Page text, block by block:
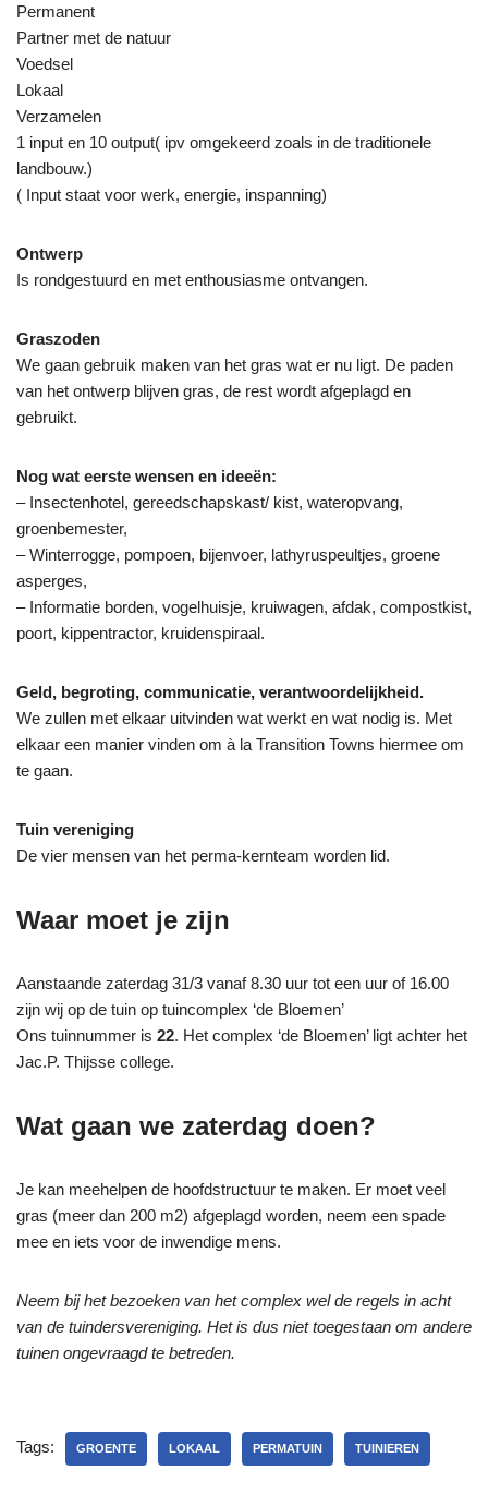
Permanent
Partner met de natuur
Voedsel
Lokaal
Verzamelen
1 input en 10 output( ipv omgekeerd zoals in de traditionele
landbouw.)
( Input staat voor werk, energie, inspanning)
Ontwerp
Is rondgestuurd en met enthousiasme ontvangen.
Graszoden
We gaan gebruik maken van het gras wat er nu ligt. De paden
van het ontwerp blijven gras, de rest wordt afgeplagd en
gebruikt.
Nog wat eerste wensen en ideeën:
– Insectenhotel, gereedschapskast/ kist, wateropvang,
groenbemester,
– Winterrogge, pompoen, bijenvoer, lathyruspeultjes, groene
asperges,
– Informatie borden, vogelhuisje, kruiwagen, afdak, compostkist,
poort, kippentractor, kruidenspiraal.
Geld, begroting, communicatie, verantwoordelijkheid.
We zullen met elkaar uitvinden wat werkt en wat nodig is. Met
elkaar een manier vinden om à la Transition Towns hiermee om
te gaan.
Tuin vereniging
De vier mensen van het perma-kernteam worden lid.
Waar moet je zijn
Aanstaande zaterdag 31/3 vanaf 8.30 uur tot een uur of 16.00
zijn wij op de tuin op tuincomplex ‘de Bloemen’
Ons tuinnummer is 22. Het complex ‘de Bloemen’ ligt achter het
Jac.P. Thijsse college.
Wat gaan we zaterdag doen?
Je kan meehelpen de hoofdstructuur te maken. Er moet veel
gras (meer dan 200 m2) afgeplagd worden, neem een spade
mee en iets voor de inwendige mens.
Neem bij het bezoeken van het complex wel de regels in acht
van de tuindersvereniging. Het is dus niet toegestaan om andere
tuinen ongevraagd te betreden.
Tags: GROENTE LOKAAL PERMATUIN TUINIEREN